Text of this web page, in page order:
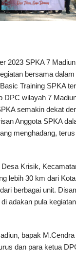
2023 SPKA 7
bersama
Training SPKA
DPC wilayah 7
semakin dekat
Anggota SPKA
menghadang,
Krisik,
lebih 30 km dari
berbagai unit.
adakan pula
bapak
dan para ketua